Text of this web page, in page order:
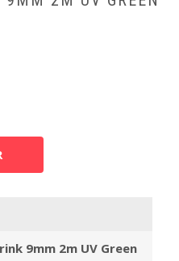
9mm 2m UV Green